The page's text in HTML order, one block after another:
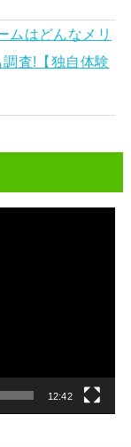
ムはどんなメリ
査!【独自体験
12:42